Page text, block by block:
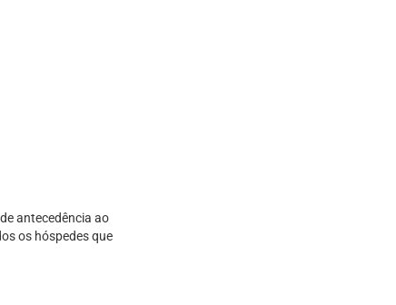
antecedência ao
os hóspedes que